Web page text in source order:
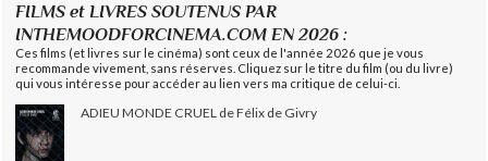
FILMS et LIVRES SOUTENUS PAR
INTHEMOODFORCINEMA.COM EN 2026 :
Ces films (et livres sur le cinéma) sont ceux de l'année 2026 que je vous
recommande vivement, sans réserves. Cliquez sur le titre du film (ou du livre)
qui vous intéresse pour accéder au lien vers ma critique de celui-ci.
ADIEU MONDE CRUEL de Félix de Givry